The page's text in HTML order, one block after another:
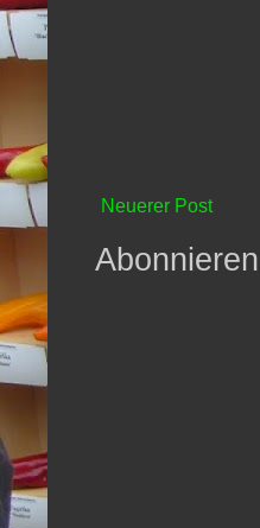
Neuerer Post
Abonnieren